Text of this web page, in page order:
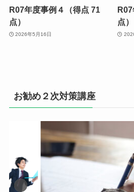
R07年度事例４（得点 71
点）
2026年5月16日
点）
お勧め２次対策講座